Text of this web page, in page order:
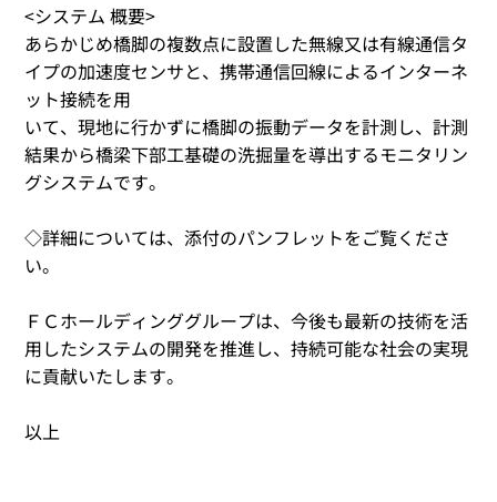
<システム 概要>
あらかじめ橋脚の複数点に設置した無線又は有線通信タ
イプの加速度センサと、携帯通信回線によるインターネ
ット接続を用
いて、現地に行かずに橋脚の振動データを計測し、計測
結果から橋梁下部工基礎の洗掘量を導出するモニタリン
グシステムです。
◇詳細については、添付のパンフレットをご覧くださ
い。
ＦＣホールディンググループは、今後も最新の技術を活
用したシステムの開発を推進し、持続可能な社会の実現
に貢献いたします。
以上